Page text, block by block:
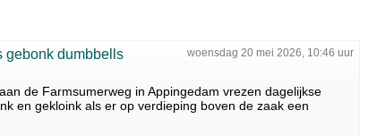
woensdag 20 mei 2026, 10:46 uur
gebonk dumbbells
de Farmsumerweg in Appingedam vrezen dagelijkse
en gekloink als er op verdieping boven de zaak een